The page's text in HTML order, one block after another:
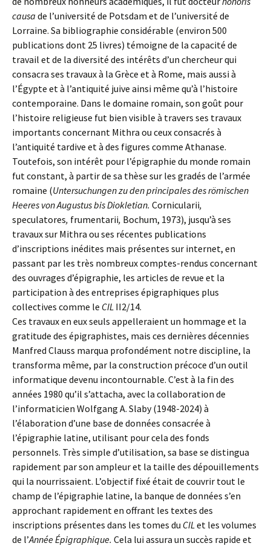
causa de l’université de Potsdam et de l’université de
Lorraine. Sa bibliographie considérable (environ 500
publications dont 25 livres) témoigne de la capacité de
travail et de la diversité des intérêts d’un chercheur qui
consacra ses travaux à la Grèce et à Rome, mais aussi à
l’Égypte et à l’antiquité juive ainsi même qu’à l’histoire
contemporaine. Dans le domaine romain, son goût pour
l’histoire religieuse fut bien visible à travers ses travaux
importants concernant Mithra ou ceux consacrés à
l’antiquité tardive et à des figures comme Athanase.
Toutefois, son intérêt pour l’épigraphie du monde romain
fut constant, à partir de sa thèse sur les gradés de l’armée
romaine (Untersuchungen zu den principales des römischen
Heeres von Augustus bis Diokletian. Cornicularii,
speculatores, frumentarii, Bochum, 1973), jusqu’à ses
travaux sur Mithra ou ses récentes publications
d’inscriptions inédites mais présentes sur internet, en
passant par les très nombreux comptes-rendus concernant
des ouvrages d’épigraphie, les articles de revue et la
participation à des entreprises épigraphiques plus
collectives comme le CIL II2/14.
Ces travaux en eux seuls appelleraient un hommage et la
gratitude des épigraphistes, mais ces dernières décennies
Manfred Clauss marqua profondément notre discipline, la
transforma même, par la construction précoce d’un outil
informatique devenu incontournable. C’est à la fin des
années 1980 qu’il s’attacha, avec la collaboration de
l’informaticien Wolfgang A. Slaby (1948-2024) à
l’élaboration d’une base de données consacrée à
l’épigraphie latine, utilisant pour cela des fonds
personnels. Très simple d’utilisation, sa base se distingua
rapidement par son ampleur et la taille des dépouillements
qui la nourrissaient. L’objectif fixé était de couvrir tout le
champ de l’épigraphie latine, la banque de données s’en
approchant rapidement en offrant les textes des
inscriptions présentes dans les tomes du CILet les volumes
de l’Année Épigraphique. Cela lui assura un succès rapide et